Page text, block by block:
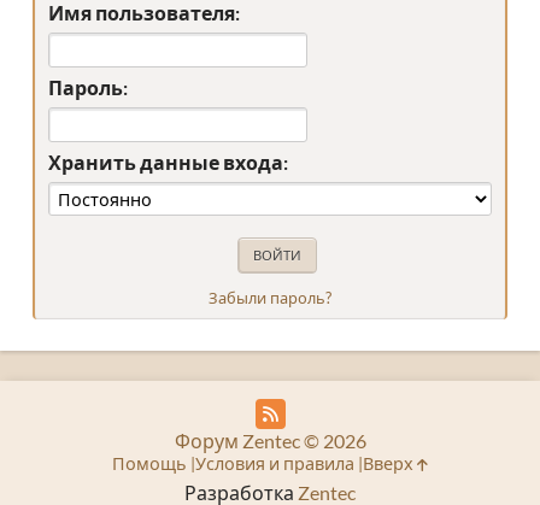
Имя пользователя:
Пароль:
Хранить данные входа:
Забыли пароль?
Разработка Zentec
Форум Zentec © 2026
Помощь Условия и правила Вверх